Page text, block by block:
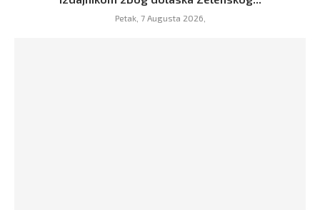
Petak, 7 Augusta 2026,